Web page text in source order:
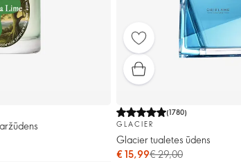
(1780)
GLACIER
Glacier tualetes ūdens
€ 15,99€ 29,00